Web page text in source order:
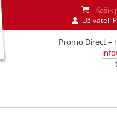
Promo Direct –
Košík
Uživatel: